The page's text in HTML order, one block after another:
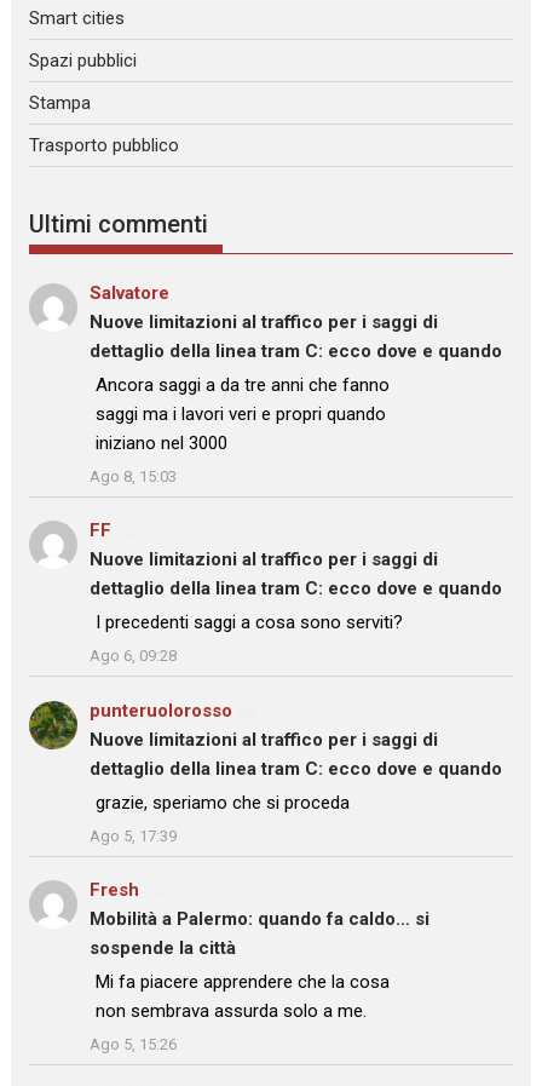
Smart cities
Spazi pubblici
Stampa
Trasporto pubblico
Ultimi commenti
Salvatore
Nuove limitazioni al traffico per i saggi di
dettaglio della linea tram C: ecco dove e quando
: “
Ancora saggi a da tre anni che fanno
saggi ma i lavori veri e propri quando
iniziano nel 3000
”
Ago 8, 15:03
FF
Nuove limitazioni al traffico per i saggi di
dettaglio della linea tram C: ecco dove e quando
: “ I precedenti saggi a cosa sono serviti?
Ago 6, 09:28
punteruolorosso
Nuove limitazioni al traffico per i saggi di
dettaglio della linea tram C: ecco dove e quando
: “
grazie, speriamo che si proceda
”
Ago 5, 17:39
Fresh
Mobilità a Palermo: quando fa caldo… si
sospende la città
: “Mi fa piacere apprendere che la cosa
non sembrava assurda solo a me.
”
Ago 5, 15:26